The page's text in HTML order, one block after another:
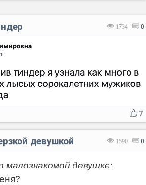
1734 0
7
1590 0
девушкой
малознакомой девушке: